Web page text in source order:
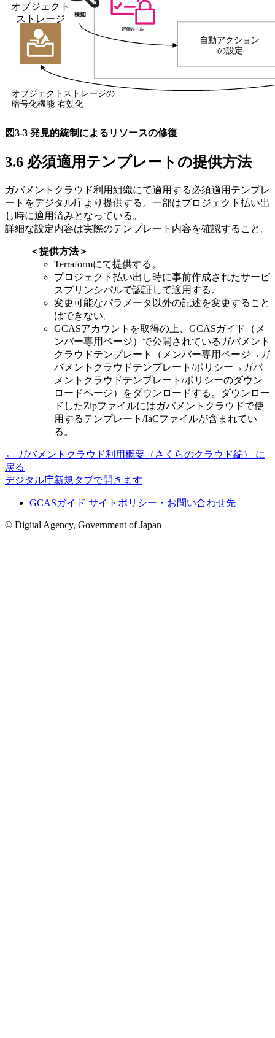
図3-3 発見的統制によるリソースの修復
3.6 必須適用テンプレートの提供方法
ガバメントクラウド利用組織にて適用する必須適用テンプレ
ートをデジタル庁より提供する。一部はプロジェクト払い出
し時に適用済みとなっている。
詳細な設定内容は実際のテンプレート内容を確認すること。
＜提供方法＞
Terraformにて提供する。
プロジェクト払い出し時に事前作成されたサービ
スプリンシパルで認証して適用する。
変更可能なパラメータ以外の記述を変更すること
はできない。
GCASアカウントを取得の上、GCASガイド（メ
ンバー専用ページ）で公開されているガバメント
クラウドテンプレート（メンバー専用ページ→ガ
バメントクラウドテンプレート/ポリシー→ガバ
メントクラウドテンプレート/ポリシーのダウン
ロードページ）をダウンロードする。ダウンロー
ドしたZipファイルにはガバメントクラウドで使
用するテンプレート/IaCファイルが含まれてい
る。
← ガバメントクラウド利用概要（さくらのクラウド編）
に
戻る
デジタル庁新規タブで開きます
GCASガイド サイトポリシー・お問い合わせ先
© Digital Agency, Government of Japan